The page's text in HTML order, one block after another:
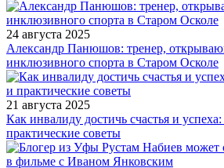
24 августа 2025
Александр Панюшов: тренер,
инклюзивного спорта в Старом Осколе
21 августа 2025
Как инвалиду достичь счастья и
практические советы